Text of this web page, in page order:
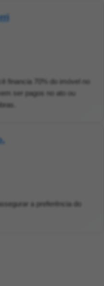
financia 70% do imóvel no
ser pagos no ato ou
a preferência do